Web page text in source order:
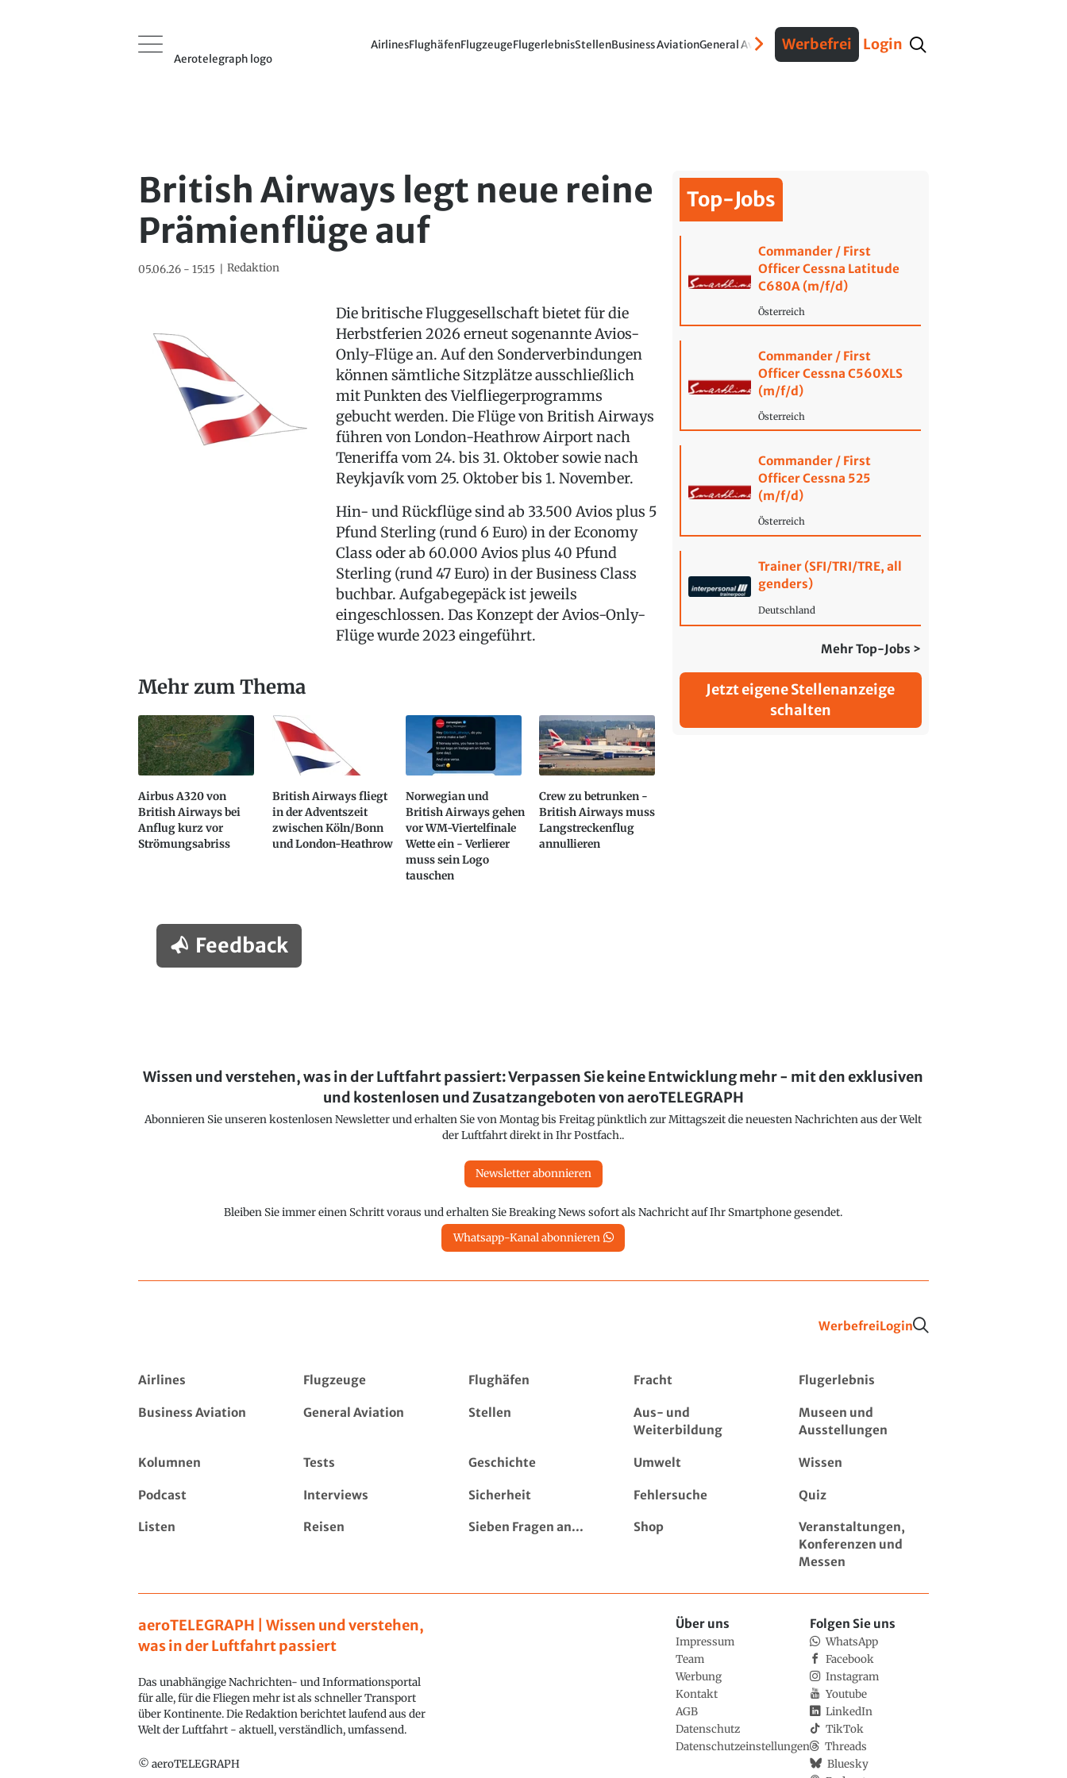
Aerotelegraph logo
AirlinesFlughäfenFlugzeugeFlugerlebnisStellenBusiness AviationGeneral AviationVerteidigungInterviews Fracht
Werbefrei Login
British Airways legt neue reine
Prämienflüge auf
05.06.26 - 15:15 Redaktion
Die britische Fluggesellschaft bietet für die
Herbstferien 2026 erneut sogenannte Avios-
Only-Flüge an. Auf den Sonderverbindungen
können sämtliche Sitzplätze ausschließlich
mit Punkten des Vielfliegerprogramms
gebucht werden. Die Flüge von British Airways
führen von London-Heathrow Airport nach
Teneriffa vom 24. bis 31. Oktober sowie nach
Reykjavík vom 25. Oktober bis 1. November.
Hin- und Rückflüge sind ab 33.500 Avios plus 5
Pfund Sterling (rund 6 Euro) in der Economy
Class oder ab 60.000 Avios plus 40 Pfund
Sterling (rund 47 Euro) in der Business Class
buchbar. Aufgabegepäck ist jeweils
eingeschlossen. Das Konzept der Avios-Only-
Flüge wurde 2023 eingeführt.
Mehr zum Thema
Airbus A320 von
British Airways bei
Anflug kurz vor
Strömungsabriss
British Airways fliegt
in der Adventszeit
zwischen Köln/Bonn
und London-Heathrow
Norwegian und
British Airways gehen
vor WM-Viertelfinale
Wette ein - Verlierer
muss sein Logo
tauschen
Crew zu betrunken -
British Airways muss
Langstreckenflug
annullieren
Feedback
Top-Jobs
Commander / First
Officer Cessna Latitude
C680A (m/f/d)
Österreich
Commander / First
Officer Cessna C560XLS
(m/f/d)
Österreich
Commander / First
Officer Cessna 525
(m/f/d)
Österreich
Trainer (SFI/TRI/TRE, all
genders)
Deutschland
Mehr Top-Jobs >
Jetzt eigene Stellenanzeige
schalten
Wissen und verstehen, was in der Luftfahrt passiert: Verpassen Sie keine Entwicklung mehr - mit den exklusiven
und kostenlosen und Zusatzangeboten von aeroTELEGRAPH
Abonnieren Sie unseren kostenlosen Newsletter und erhalten Sie von Montag bis Freitag pünktlich zur Mittagszeit die neuesten Nachrichten aus der Welt
der Luftfahrt direkt in Ihr Postfach..
Newsletter abonnieren
Bleiben Sie immer einen Schritt voraus und erhalten Sie Breaking News sofort als Nachricht auf Ihr Smartphone gesendet.
Whatsapp-Kanal abonnieren
WerbefreiLogin
Airlines Flugzeuge Flughäfen Fracht Flugerlebnis
Business Aviation General Aviation Stellen
Aus- und
Weiterbildung
Museen und
Ausstellungen
Kolumnen Tests Geschichte Umwelt Wissen
Podcast Interviews Sicherheit Fehlersuche Quiz
Listen Reisen Sieben Fragen an... Shop
Veranstaltungen,
Konferenzen und
Messen
aeroTELEGRAPH | Wissen und verstehen,
was in der Luftfahrt passiert
Das unabhängige Nachrichten- und Informationsportal
für alle, für die Fliegen mehr ist als schneller Transport
über Kontinente. Die Redaktion berichtet laufend aus der
Welt der Luftfahrt - aktuell, verständlich, umfassend.
© aeroTELEGRAPH
Über uns
Impressum
Team
Werbung
Kontakt
AGB
Datenschutz
Datenschutzeinstellungen
Folgen Sie uns
WhatsApp
Facebook
Instagram
Youtube
LinkedIn
TikTok
Threads
Bluesky